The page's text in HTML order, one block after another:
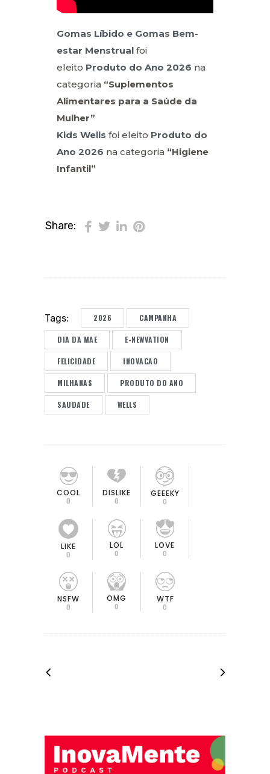
Gomas Líbido e Gomas Bem-
estar Menstrual foi
eleito Produto do Ano 2026 na
categoria “Suplementos
Alimentares para a Saúde da
Mulher”
Kids Wells foi eleito Produto do
Ano 2026 na categoria “Higiene
Infantil”
Share:
Tags: 2026 CAMPANHA
DIA DA MAE E-NEWVATION
FELICIDADE INOVACAO
MILHANAS PRODUTO DO ANO
SAUDADE WELLS
COOL
0
DISLIKE
0
GEEEKY
0
LIKE
0
LOL
0
LOVE
0
NSFW
0
OMG
0
WTF
0